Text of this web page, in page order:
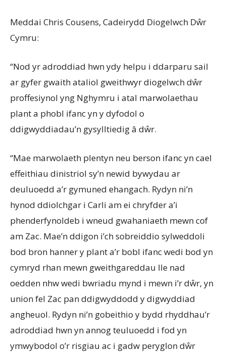
Meddai Chris Cousens, Cadeirydd Diogelwch Dŵr
Cymru:
“Nod yr adroddiad hwn ydy helpu i ddarparu sail
ar gyfer gwaith ataliol gweithwyr diogelwch dŵr
proffesiynol yng Nghymru i atal marwolaethau
plant a phobl ifanc yn y dyfodol o
ddigwyddiadau’n gysylltiedig â dŵr.
“Mae marwolaeth plentyn neu berson ifanc yn cael
effeithiau dinistriol sy’n newid bywydau ar
deuluoedd a’r gymuned ehangach. Rydyn ni’n
hynod ddiolchgar i Carli am ei chryfder a’i
phenderfynoldeb i wneud gwahaniaeth mewn cof
am Zac. Mae’n ddigon i’ch sobreiddio sylweddoli
bod bron hanner y plant a’r bobl ifanc wedi bod yn
cymryd rhan mewn gweithgareddau lle nad
oedden nhw wedi bwriadu mynd i mewn i’r dŵr, yn
union fel Zac pan ddigwyddodd y digwyddiad
angheuol. Rydyn ni’n gobeithio y bydd rhyddhau’r
adroddiad hwn yn annog teuluoedd i fod yn
ymwybodol o’r risgiau ac i gadw peryglon dŵr